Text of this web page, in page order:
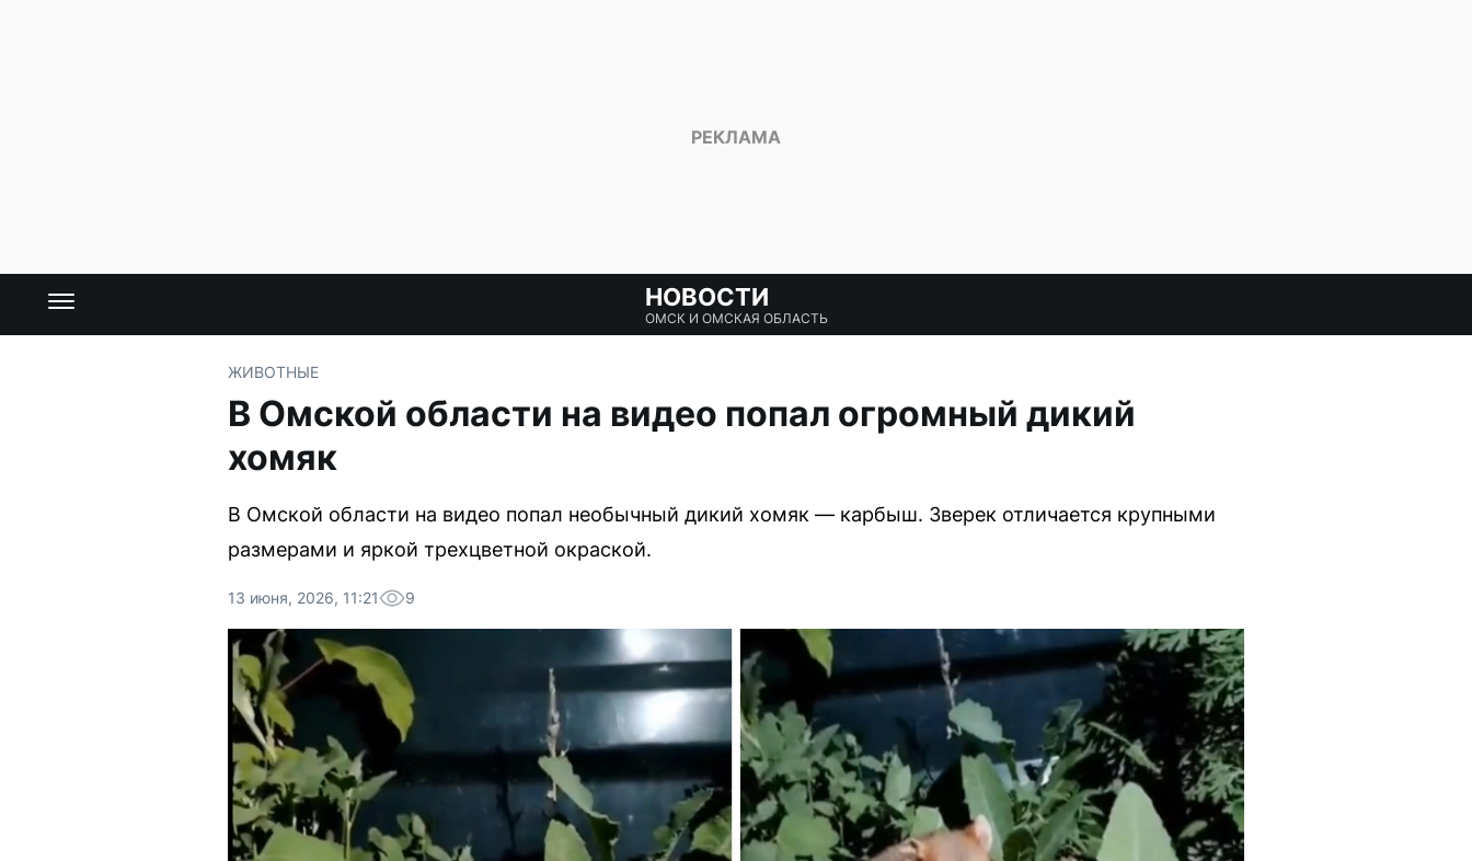
НОВОСТИ
ОМСК И ОМСКАЯ ОБЛАСТЬ
ЖИВОТНЫЕ
В Омской области на видео попал огромный дикий
хомяк
В Омской области на видео попал необычный дикий хомяк — карбыш. Зверек отличается крупными
размерами и яркой трехцветной окраской.
13 июня, 2026, 11:21 9